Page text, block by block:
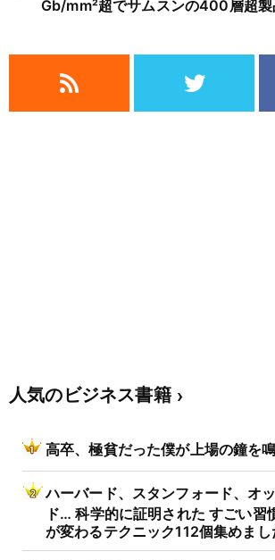
Gb/mm²超でサムスンの400層超製
人気のビジネス書籍
高卒、極貧だった僕が上場の鐘を
ハーバード、スタンフォード、オ
ド… 科学的に証明された すごい習
が変わるテクニック112個集めまし